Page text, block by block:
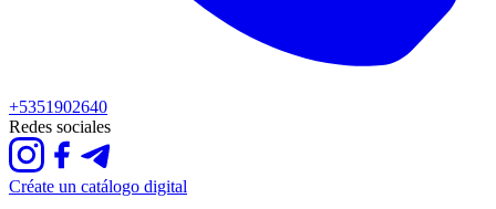
+5351902640
Redes sociales
Créate un catálogo digital